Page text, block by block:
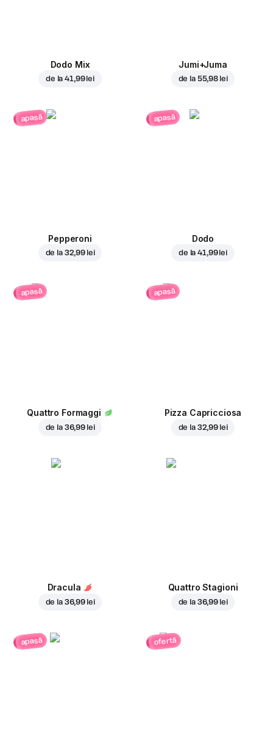
Dodo Mix
de la41,99 lei
Jumi+Juma
de la 55,98 lei
apasă
Pepperoni
de la 32,99 lei
apasă
Dodo
de la41,99 lei
apasă
Quattro Formaggi
de la 36,99 lei
apasă
Pizza Capricciosa
de la 32,99 lei
Dracula
de la 36,99 lei
Quattro Stagioni
de la 36,99 lei
apasă ofertă